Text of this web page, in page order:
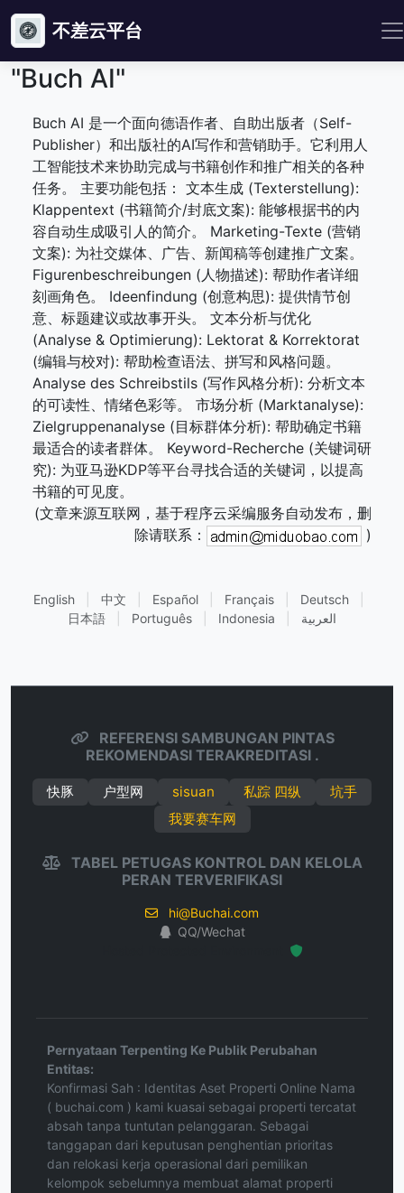
不差云平台
"Buch AI"
Buch AI 是一个面向德语作者、自助出版者（Self-
Publisher）和出版社的AI写作和营销助手。它利用人
工智能技术来协助完成与书籍创作和推广相关的各种
任务。 主要功能包括： 文本生成 (Texterstellung):
Klappentext (书籍简介/封底文案): 能够根据书的内
容自动生成吸引人的简介。 Marketing-Texte (营销
文案): 为社交媒体、广告、新闻稿等创建推广文案。
Figurenbeschreibungen (人物描述): 帮助作者详细
刻画角色。 Ideenfindung (创意构思): 提供情节创
意、标题建议或故事开头。 文本分析与优化
(Analyse & Optimierung): Lektorat & Korrektorat
(编辑与校对): 帮助检查语法、拼写和风格问题。
Analyse des Schreibstils (写作风格分析): 分析文本
的可读性、情绪色彩等。 市场分析 (Marktanalyse):
Zielgruppenanalyse (目标群体分析): 帮助确定书籍
最适合的读者群体。 Keyword-Recherche (关键词研
究): 为亚马逊KDP等平台寻找合适的关键词，以提高
书籍的可见度。
(文章来源互联网，基于程序云采编服务自动发布，删
除请联系：
)
English 中文 Español Français Deutsch
日本語
Português Indonesia العربية
REFERENSI SAMBUNGAN PINTAS
REKOMENDASI TERAKREDITASI .
快豚 户型网 sisuan 私踪 四纵
坑手
我要赛车网
TABEL PETUGAS KONTROL DAN KELOLA
PERAN TERVERIFIKASI
hi@Buchai.com
QQ/Wechat
Pernyataan Terpenting Ke Publik Perubahan
Entitas:
Konfirmasi Sah : Identitas Aset Properti Online Nama
( buchai.com ) kami kuasai sebagai properti tercatat
absah tanpa tuntutan pelanggaran. Sebagai
tanggapan dari keputusan penghentian prioritas
dan relokasi kerja operasional dari pemilikan
kelompok sebelumnya membuat alamat properti